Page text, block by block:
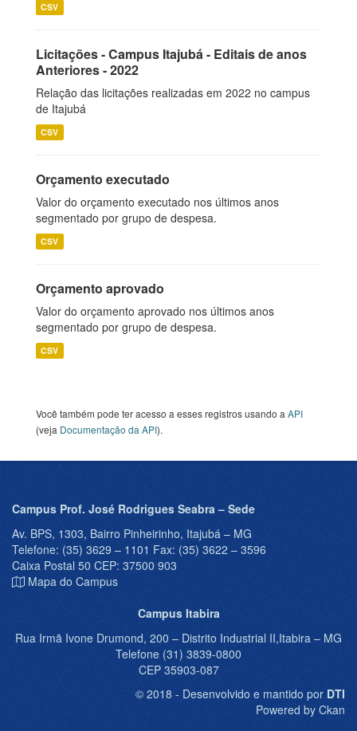
CSV
Licitações - Campus Itajubá - Editais de anos
Anteriores - 2022
Relação das licitações realizadas em 2022 no campus
de Itajubá
CSV
Orçamento executado
Valor do orçamento executado nos últimos anos
segmentado por grupo de despesa.
CSV
Orçamento aprovado
Valor do orçamento aprovado nos últimos anos
segmentado por grupo de despesa.
CSV
Você também pode ter acesso a esses registros usando a API
(veja Documentação da API).
Campus Prof. José Rodrigues Seabra – Sede
Av. BPS, 1303, Bairro Pinheirinho, Itajubá – MG
Telefone: (35) 3629 – 1101 Fax: (35) 3622 – 3596
Caixa Postal 50 CEP: 37500 903
Mapa do Campus
Campus Itabira
Rua Irmã Ivone Drumond, 200 – Distrito Industrial II,Itabira – MG
Telefone (31) 3839-0800
CEP 35903-087
© 2018 - Desenvolvido e mantido por DTI
Powered by Ckan